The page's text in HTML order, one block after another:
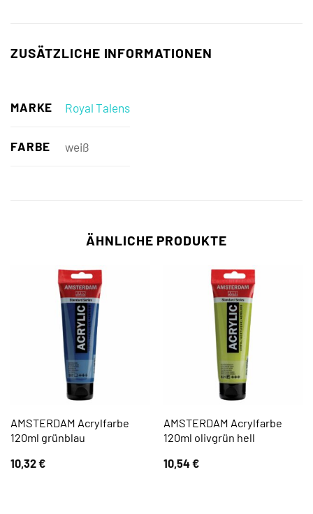
ZUSÄTZLICHE INFORMATIONEN
MARKE Royal Talens
FARBE weiß
ÄHNLICHE PRODUKTE
AMSTERDAM Acrylfarbe
120ml grünblau
10,32€
AMSTERDAM Acrylfarbe
120ml olivgrün hell
10,54€